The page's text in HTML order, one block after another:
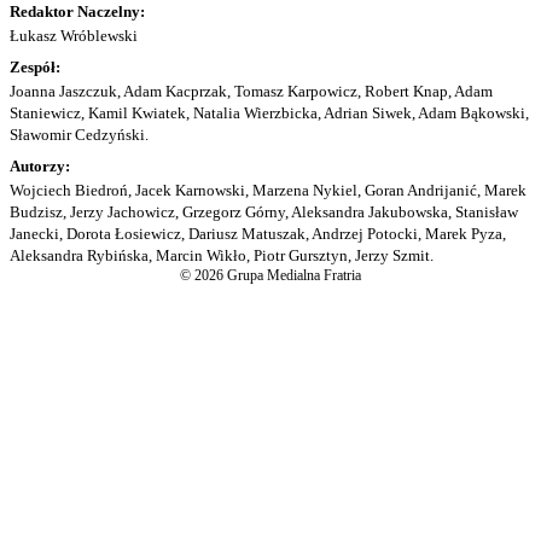
Redaktor Naczelny:
Łukasz Wróblewski
Zespół:
Joanna Jaszczuk, Adam Kacprzak, Tomasz Karpowicz, Robert Knap, Adam
Staniewicz, Kamil Kwiatek, Natalia Wierzbicka, Adrian Siwek, Adam Bąkowski,
Sławomir Cedzyński.
Autorzy:
Wojciech Biedroń, Jacek Karnowski, Marzena Nykiel, Goran Andrijanić, Marek
Budzisz, Jerzy Jachowicz, Grzegorz Górny, Aleksandra Jakubowska, Stanisław
Janecki, Dorota Łosiewicz, Dariusz Matuszak, Andrzej Potocki, Marek Pyza,
Aleksandra Rybińska, Marcin Wikło, Piotr Gursztyn, Jerzy Szmit.
© 2026 Grupa Medialna Fratria